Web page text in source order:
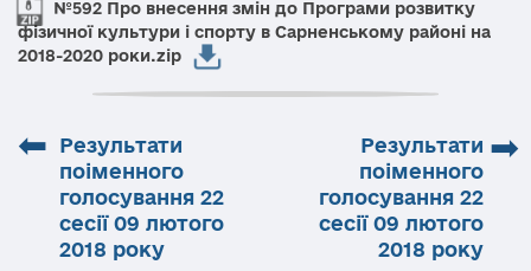
№592 Про внесення змін до Програми розвитку
фізичної культури і спорту в Сарненському районі на
2018-2020 роки.zip
⬅
Результати
поіменного
голосування 22
сесії 09 лютого
2018 року
➡
Результати
поіменного
голосування 22
сесії 09 лютого
2018 року